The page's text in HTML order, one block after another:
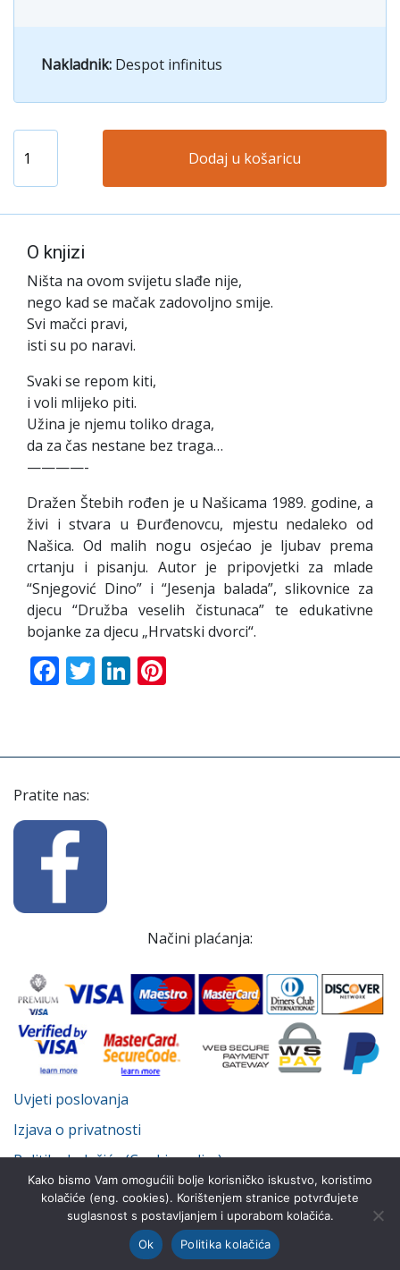
Nakladnik: Despot infinitus
Dodaj u košaricu
O knjizi
Ništa na ovom svijetu slađe nije,
nego kad se mačak zadovoljno smije.
Svi mačci pravi,
isti su po naravi.
Svaki se repom kiti,
i voli mlijeko piti.
Užina je njemu toliko draga,
da za čas nestane bez traga…
————-
Dražen Štebih rođen je u Našicama 1989. godine, a
živi i stvara u Đurđenovcu, mjestu nedaleko od
Našica. Od malih nogu osjećao je ljubav prema
crtanju i pisanju. Autor je pripovjetki za mlade
“Snjegović Dino” i “Jesenja balada”, slikovnice za
djecu “Družba veselih čistunaca” te edukativne
bojanke za djecu „Hrvatski dvorci“.
Facebook
TwitterLinkedIn
Pratite nas:
Načini plaćanja:
Uvjeti poslovanja
Izjava o privatnosti
Politika kolačića (Cookie policy)
© Despot Infinitus d.o.o. 2022.-2026. Sva prava pridržana.
Kako bismo Vam omogućili bolje korisničko iskustvo, koristimo
kolačiće (eng. cookies). Korištenjem stranice potvrđujete
suglasnost s postavljanjem i uporabom kolačića.
Ok
Politika kolačića